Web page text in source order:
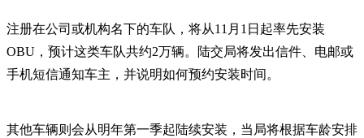
注册在公司或机构名下的车队，将从11月1日起率先安装
OBU，预计这类车队共约2万辆。陆交局将发出信件、电邮或
手机短信通知车主，并说明如何预约安装时间。
其他车辆则会从明年第一季起陆续安装，当局将根据车龄安排